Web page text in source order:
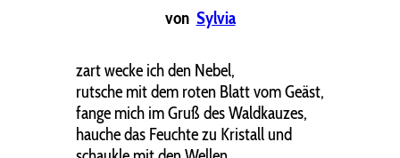
von Sylvia
zart wecke ich den Nebel,
rutsche mit dem roten Blatt vom Geäst,
fange mich im Gruß des Waldkauzes,
hauche das Feuchte zu Kristall und